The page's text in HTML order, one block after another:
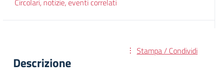
Circolari, notizie, eventi correlati
Stampa / Condividi
Descrizione